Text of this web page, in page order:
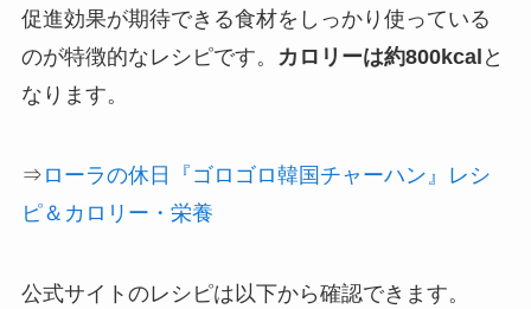
促進効果が期待できる食材をしっかり使っている
のが特徴的なレシピです。
カロリーは約800kcal と
なります。
⇒ ローラの休日『ゴロゴロ韓国チャーハン』レシ
ピ＆カロリー・栄養
公式サイトのレシピは以下から確認できます。